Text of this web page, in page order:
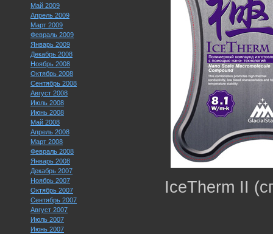
Май 2009
Апрель 2009
Март 2009
Февраль 2009
Январь 2009
Декабрь 2008
Ноябрь 2008
Октябрь 2008
Сентябрь 2008
Август 2008
Июль 2008
Июнь 2008
Май 2008
Апрель 2008
Март 2008
Февраль 2008
Январь 2008
Декабрь 2007
Ноябрь 2007
Октябрь 2007
Сентябрь 2007
Август 2007
Июль 2007
Июнь 2007
IceTherm II